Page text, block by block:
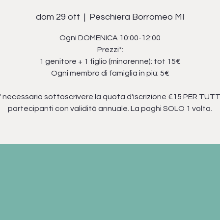
dom 29 ott
  |
Peschiera Borromeo MI
Ogni DOMENICA 10:00-12:00
Prezzi*:
1 genitore + 1 figlio (minorenne): tot 15€
Ogni membro di famiglia in più: 5€
necessario sottoscrivere la quota d'iscrizione €15 PER
partecipanti con validità annuale. La paghi SOLO 1 volta.